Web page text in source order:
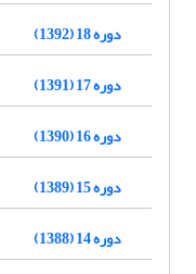
دوره 18 (1392)
دوره 17 (1391)
دوره 16 (1390)
دوره 15 (1389)
دوره 14 (1388)